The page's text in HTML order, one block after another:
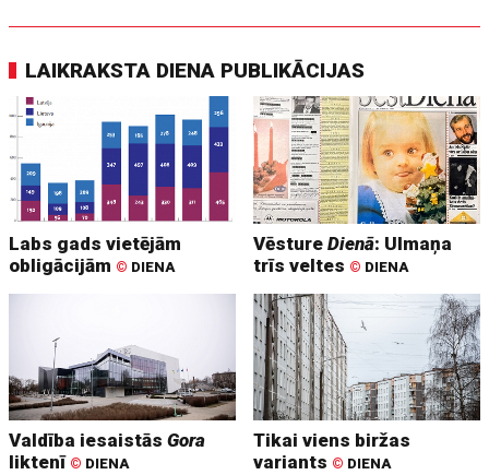
LAIKRAKSTA DIENA PUBLIKĀCIJAS
Labs gads vietējām
obligācijām © DIENA
VēstureDienā: Ulmaņa
trīs veltes © DIENA
Valdība iesaistāsGora
liktenī © DIENA
Tikai viens biržas
variants © DIENA